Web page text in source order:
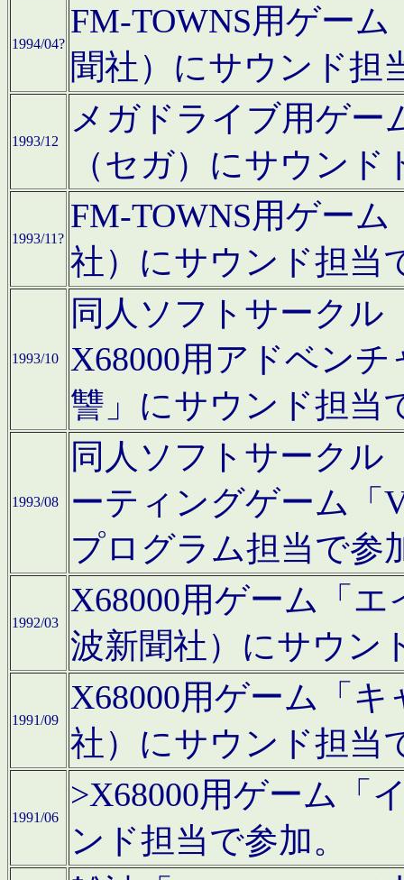
1994/04?
FM-TOWNS用ゲー
聞社）にサウンド担
1993/12
メガドライブ用ゲー
（セガ）にサウン
1993/11?
FM-TOWNS用ゲー
社）にサウンド担当
1993/10
同人ソフトサークル
X68000用アドベン
讐」にサウンド担当
1993/08
同人ソフトサークル
ーティングゲーム「
プログラム担当で参
1992/03
X68000用ゲーム「
波新聞社）にサウン
1991/09
X68000用ゲーム「
社）にサウンド担当
1991/06
>X68000用ゲーム「
ンド担当で参加。